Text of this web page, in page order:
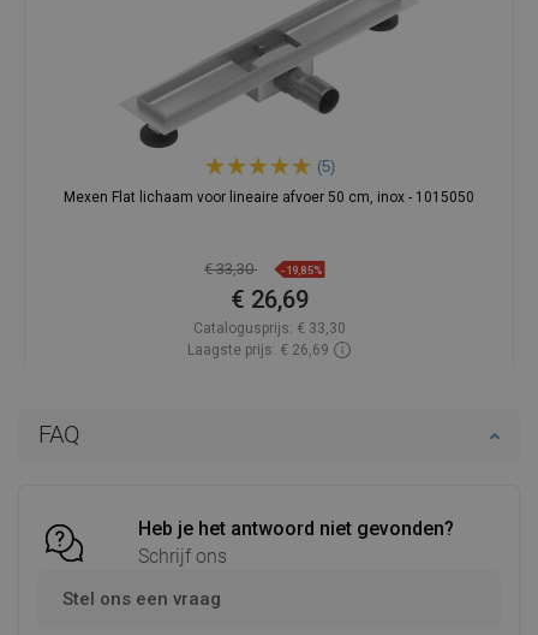
FAQ
Heb je het antwoord niet gevonden?
Schrijf ons
Stel ons een vraag
(5)
Mexen Flat lichaam voor lineaire afvoer 50 cm, inox - 1015050
€ 33,30 -19,85%
€ 26,69
Catalogusprijs: € 33,30
Laagste prijs: € 26,69